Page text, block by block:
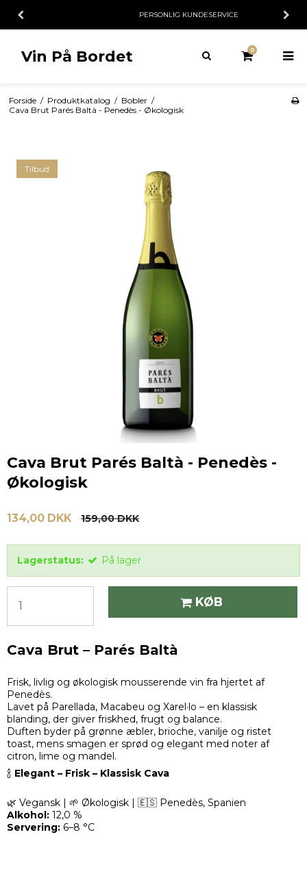
PERSONLIG KUNDESERVICE
Vin På Bordet 0
Forside / Produktkatalog / Bobler /
Cava Brut Parés Baltà - Penedès - Økologisk
Tilbud
Cava Brut Parés Baltà - Penedès -
Økologisk
134,00 DKK 159,00 DKK
Lagerstatus: På lager
KØB
Cava Brut – Parés Baltà
Frisk, livlig og økologisk mousserende vin fra hjertet af
Penedès.
Lavet på Parellada, Macabeu og Xarel·lo – en klassisk
blanding, der giver friskhed, frugt og balance.
Duften byder på grønne æbler, brioche, vanilje og ristet
toast, mens smagen er sprød og elegant med noter af
citron, lime og mandel.
🍾 Elegant – Frisk – Klassisk Cava
🌿 Vegansk | 🌱 Økologisk | 🇪🇸 Penedès, Spanien
Alkohol: 12,0 %
Servering: 6–8 °C